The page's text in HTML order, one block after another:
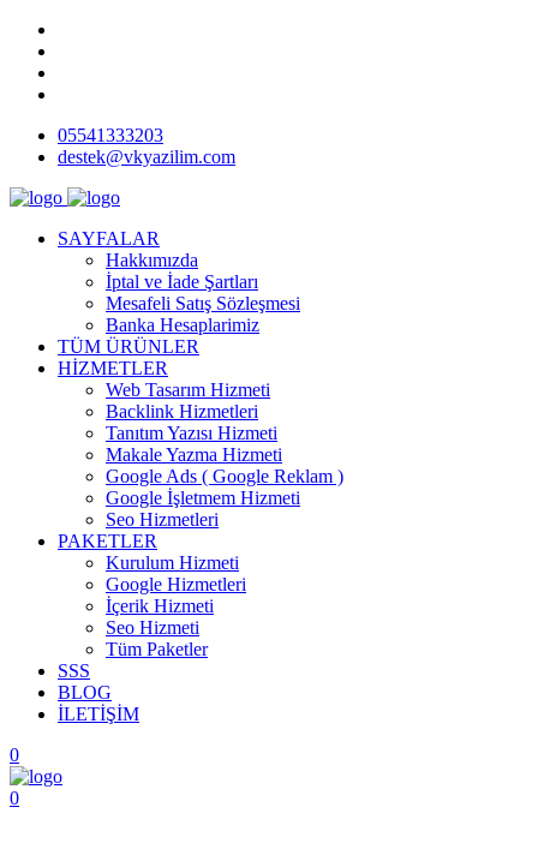
05541333203
destek@vkyazilim.com
SAYFALAR
Hakkımızda
İptal ve İade Şartları
Mesafeli Satış Sözleşmesi
Banka Hesaplarimiz
TÜM ÜRÜNLER
HİZMETLER
Web Tasarım Hizmeti
Backlink Hizmetleri
Tanıtım Yazısı Hizmeti
Makale Yazma Hizmeti
Google Ads ( Google Reklam )
Google İşletmem Hizmeti
Seo Hizmetleri
PAKETLER
Kurulum Hizmeti
Google Hizmetleri
İçerik Hizmeti
Seo Hizmeti
Tüm Paketler
SSS
BLOG
İLETİŞİM
0
0